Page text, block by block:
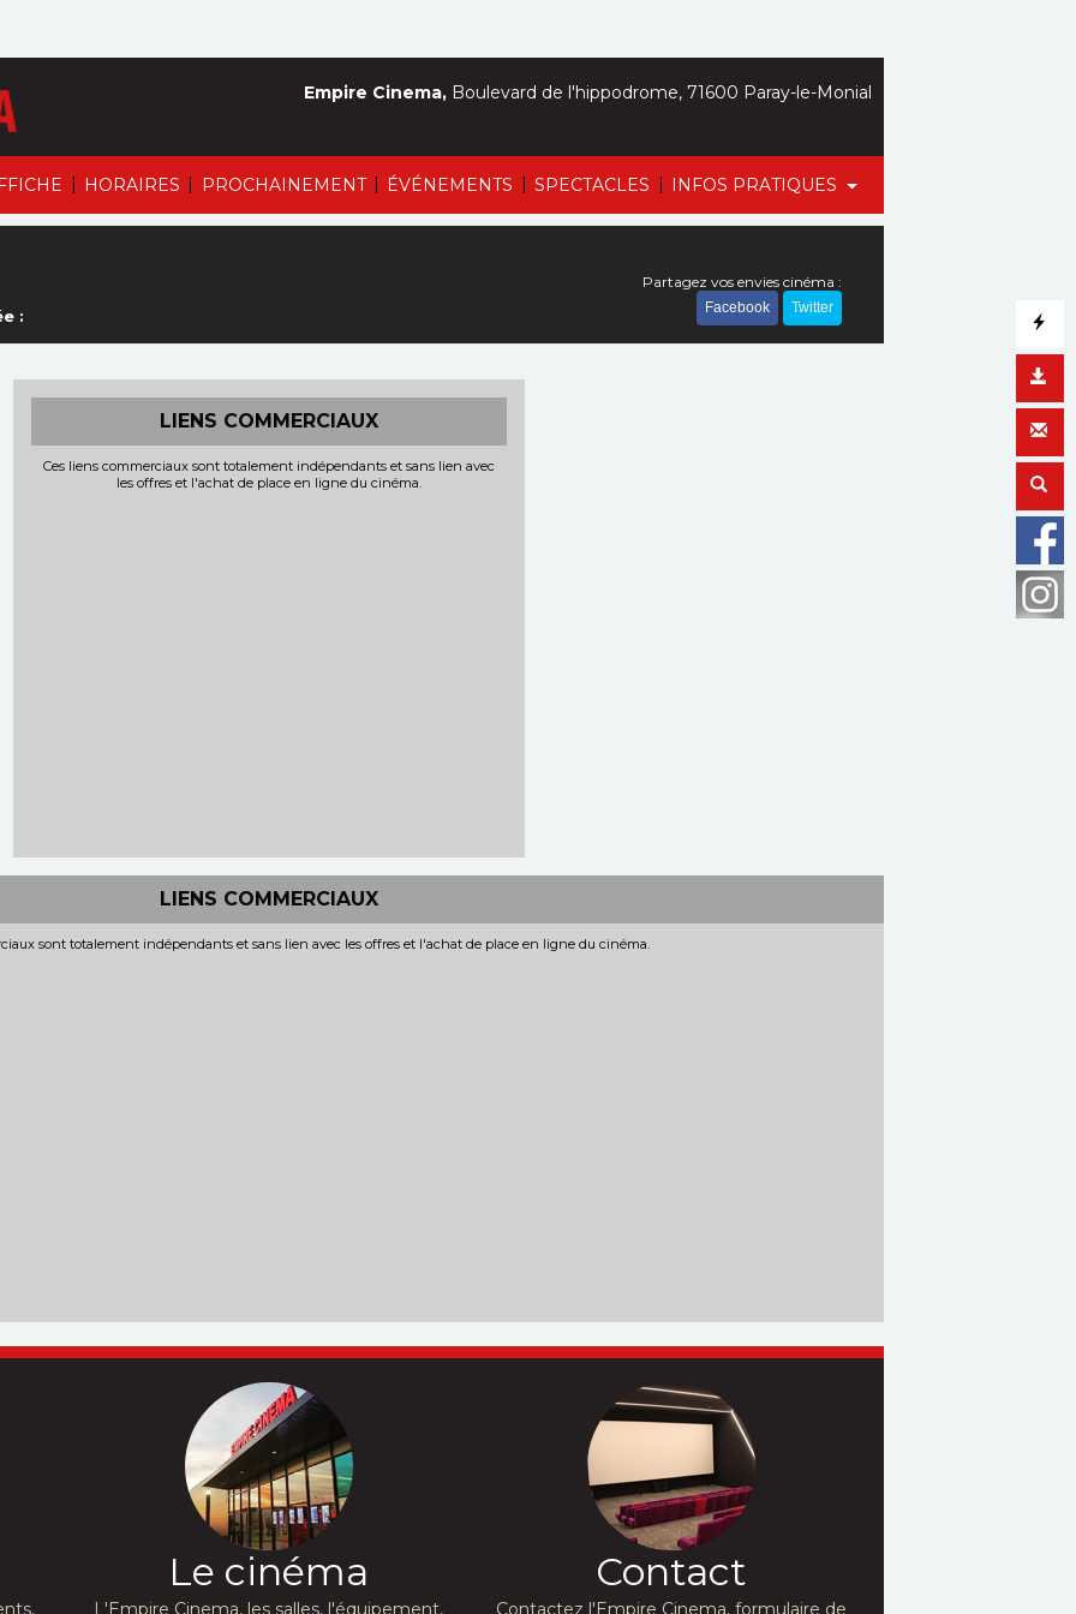
| HORAIRES | PROCHAINEMENT | ÉVÉNEMENTS | SPECTACLES | INFOS PRATIQUES
Empire Cinema, Boulevard de l'hippodrome, 71600 Paray-le-Monial
:
Partagez vos envies cinéma :
Facebook Twitter
LIENS COMMERCIAUX
Ces liens commerciaux sont totalement indépendants et sans lien avec
les offres et l'achat de place en ligne du cinéma.
LIENS COMMERCIAUX
sont totalement indépendants et sans lien avec les offres et l'achat de place en ligne du cinéma.
Le cinéma
L'Empire Cinema, les salles, l'équipement,
Contact
Contactez l'Empire Cinema, formulaire de